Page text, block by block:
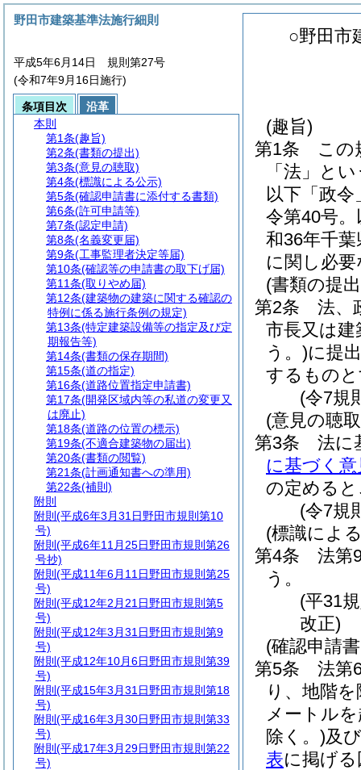
○野田市
(趣旨)
第1条
この
「法」と
以下「政
令第40号
和36年千
に関し必
(書類の提
第2条
法、
市長又は建
う。)に提
するもの
(令7規
(意見の聴
第3条
法に
に基づく
の定める
(令7規
(標識によ
第4条
法第
う。
(平31
改正)
(確認申請
第5条
法第
り、地階
メートル
除く。)及
表に掲げ
野田市建築基準法施行細則
平成5年6月14日 規則第27号
(令和7年9月16日施行)
条項目次
沿革
本則
第1条(趣旨)
第2条(書類の提出)
第3条(意見の聴取)
第4条(標識による公示)
第5条(確認申請書に添付する書類)
第6条(許可申請等)
第7条(認定申請)
第8条(名義変更届)
第9条(工事監理者決定等届)
第10条(確認等の申請書の取下げ届)
第11条(取りやめ届)
第12条(建築物の建築に関する確認の
特例に係る施行条例の規定)
第13条(特定建築設備等の指定及び定
期報告等)
第14条(書類の保存期間)
第15条(道の指定)
第16条(道路位置指定申請書)
第17条(開発区域内等の私道の変更又
は廃止)
第18条(道路の位置の標示)
第19条(不適合建築物の届出)
第20条(書類の閲覧)
第21条(計画通知書への準用)
第22条(補則)
附則
附則 (平成6年3月31日野田市規則第10
号)
附則 (平成6年11月25日野田市規則第26
号抄)
附則 (平成11年6月11日野田市規則第25
号)
附則 (平成12年2月21日野田市規則第5
号)
附則 (平成12年3月31日野田市規則第9
号)
附則 (平成12年10月6日野田市規則第39
号)
附則 (平成15年3月31日野田市規則第18
号)
附則 (平成16年3月30日野田市規則第33
号)
附則 (平成17年3月29日野田市規則第22
号)